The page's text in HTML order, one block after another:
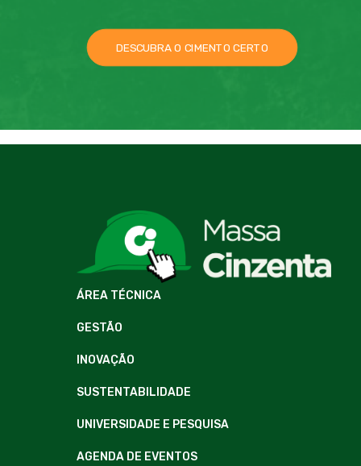
DESCUBRA O CIMENTO CERTO
ÁREA TÉCNICA
GESTÃO
INOVAÇÃO
SUSTENTABILIDADE
UNIVERSIDADE E PESQUISA
AGENDA DE EVENTOS